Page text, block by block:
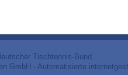
Tischtennis-Bund
GmbH - Automatisierte